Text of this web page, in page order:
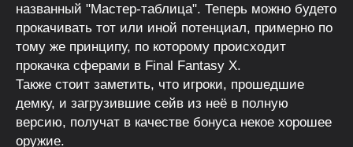
названный "Мастер-таблица". Теперь можно будето
прокачивать тот или иной потенциал, примерно по
тому же принципу, по которому происходит
прокачка сферами в Final Fantasy X.
Также стоит заметить, что игроки, прошедшие
демку, и загрузившие сейв из неё в полную
версию, получат в качестве бонуса некое хорошее
оружие.